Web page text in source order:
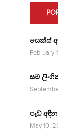
සෙක්ස්
February
සම
පෑඩ්
May 10,